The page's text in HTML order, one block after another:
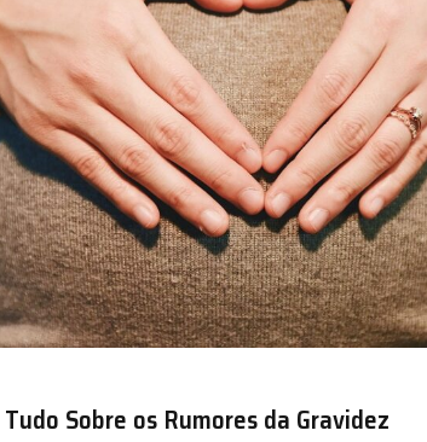
Sobre os Rumores da Gravidez